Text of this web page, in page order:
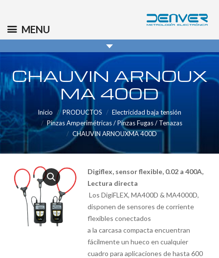
info@denver.es
CHAUVIN ARNOUX
MA 400D
Inicio PRODUCTOS
Electricidad baja tensión
Pinzas Amperimétricas / Pinzas Fugas / Tenazas
CHAUVIN ARNOUXMA 400D
Digiflex, sensor flexible, 0.02 a 400A,
Lectura directa
Los DigiFLEX, MA400D & MA4000D,
disponen de sensores de corriente
flexibles conectados
a la carcasa compacta encuentran
fácilmente un hueco en cualquier
cuadro para aplicaciones de hasta 600
MENU